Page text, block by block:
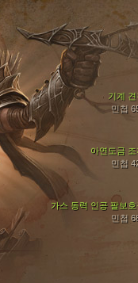
아연도금 조
민첩
가스 동력 인공 팔보호
민첩
기계 견
민첩